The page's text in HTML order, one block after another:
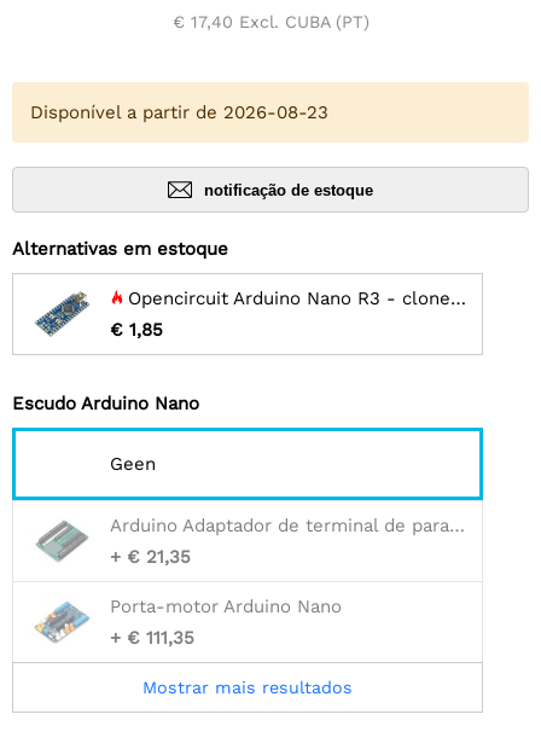
€ 17,40 Excl. CUBA (PT)
Disponível a partir de 2026-08-23
notificação de estoque
Alternativas em estoque
Opencircuit Arduino Nano R3 - clone - sem cabeçalhos
€ 1,85
Escudo Arduino Nano
Geen
Arduino Adaptador de terminal de parafuso nano
+ € 21,35
Porta-motor Arduino Nano
+ € 111,35
Mostrar mais resultados